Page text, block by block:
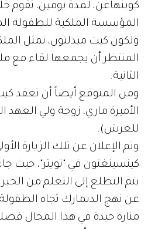
كوبنهاغن، لمدة يومين، تقوم
المؤسسة الملكية للطفولة
ولكون كيت ميدلتون، تمثل
المنتظر أن يجمعها لقاء مع
الثانية.
ومن المتوقع أيضاً أن تعقد
الأميرة ماري، زوجة ولي العهد
للعرش).
وتم الإعلان عن تلك الزيارة
كينسينغتون في "تويتر"، حيث
يتم التطلع إلى التعلم من
عن نهج الدنمارك تجاه الطفولة
منارة جيدة في هذا المجال فضلاً